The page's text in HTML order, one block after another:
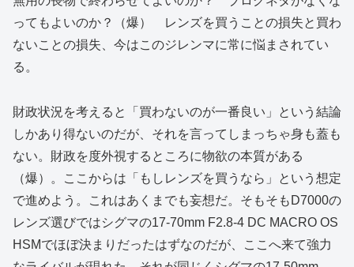
ってもよいのか？（爆） レンズを買うことの損失と買わ
ないことの損失、今はこのジレンマに常に悩まされてい
る。
財政状況を考えると「買わないのが一番良い」という結論
しかあり得ないのだが、それを言ってしまっちゃ身も蓋も
ない。財政を度外視するところに物欲の本質がある
（爆）。ここからは「もしレンズを買うなら」という想定
で進めよう。これはあくまでも妄想だ。そもそもD7000の
レンズ選びではシグマの17-70mm F2.8-4 DC MACRO OS
HSMでほぼ決まりだったはずなのだが、ここへ来て強力